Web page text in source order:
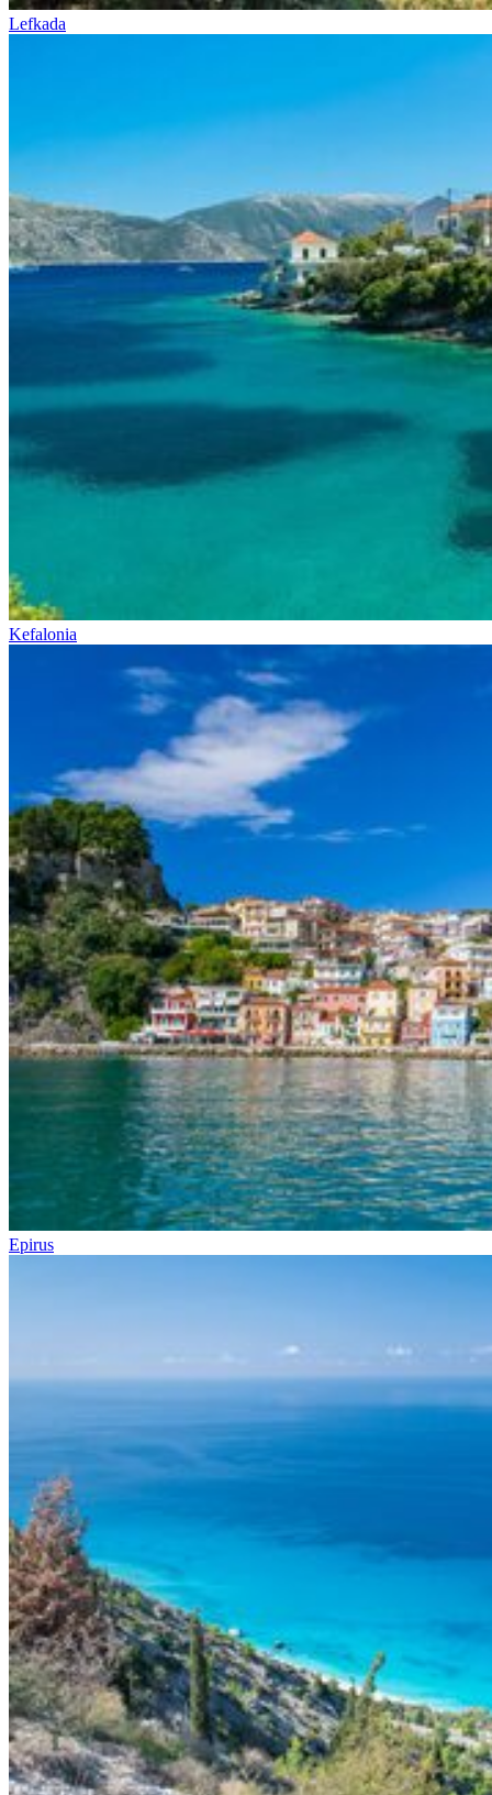
Lefkada
Kefalonia
Epirus